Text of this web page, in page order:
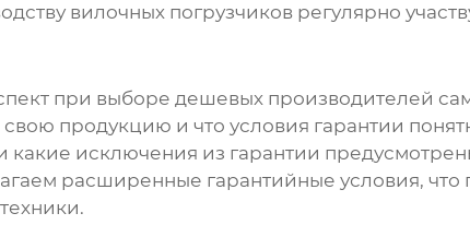
вилочных погрузчиков регулярно
при выборе дешевых производителей
продукцию и что условия гарантии
какие исключения из гарантии
расширенные гарантийные условия,